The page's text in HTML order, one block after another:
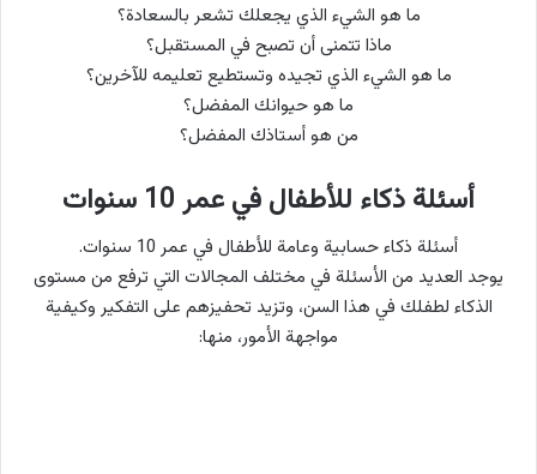
ما هو الشيء الذي يجعلك تشعر بالسعادة؟
ماذا تتمنى أن تصبح في المستقبل؟
ما هو الشيء الذي تجيده وتستطيع تعليمه للآخرين؟
ما هو حيوانك المفضل؟
من هو أستاذك المفضل؟
أسئلة ذكاء للأطفال في عمر 10 سنوات
أسئلة ذكاء حسابية وعامة للأطفال في عمر 10 سنوات.
يوجد العديد من الأسئلة في مختلف المجالات التي ترفع من مستوى
الذكاء لطفلك في هذا السن، وتزيد تحفيزهم على التفكير وكيفية
مواجهة الأمور، منها: